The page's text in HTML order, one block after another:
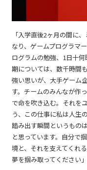
「入学直後2ヶ月の間に
なり、ゲームプログラマ
ログラムの勉強、1日十
期については、数千時間
強い思いが、大手ゲーム
す。チームのみんなが作
で命を吹き込む。それを
う、この仕事に私は人生
踏み出す瞬間というもの
と思っています。自分で
境と、それを支えてくれ
夢を掴み取ってください」